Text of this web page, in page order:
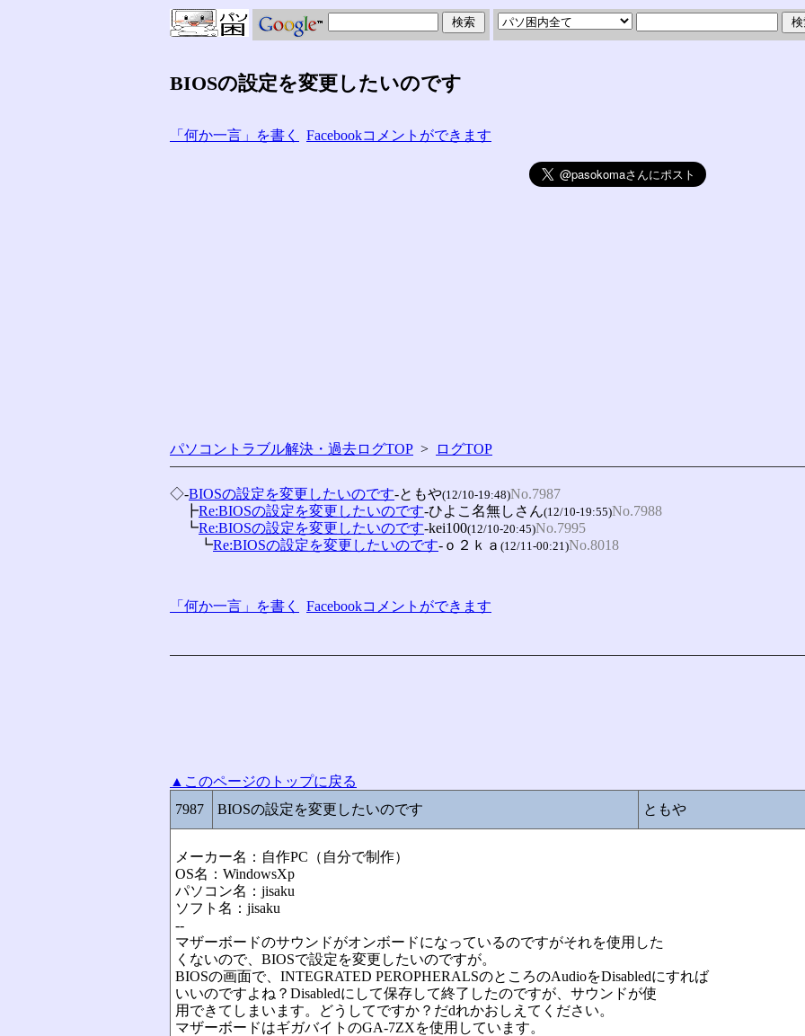
BIOSの設定を変更したいのです
「何か一言」を書く Facebookコメントができます
パソコントラブル解決・過去ログTOP > ログTOP
◇-BIOSの設定を変更したいのです-ともや(12/10-19:48)No.7987
┣Re:BIOSの設定を変更したいのです-ひよこ名無しさん(12/10-19:55)No.7988
┗Re:BIOSの設定を変更したいのです-kei100(12/10-20:45)No.7995
┗Re:BIOSの設定を変更したいのです-ｏ２ｋａ (12/11-00:21)No.8018
「何か一言」を書く Facebookコメントができます
▲このページのトップに戻る
7987
BIOSの設定を変更したいのです ともや
メーカー名：自作PC（自分で制作）
OS名：WindowsXp
パソコン名：jisaku
ソフト名：jisaku
--
マザーボードのサウンドがオンボードになっているのですがそれを使用した
くないので、BIOSで設定を変更したいのですが。
BIOSの画面で、INTEGRATED PEROPHERALSのところのAudioをDisabledにすれば
いいのですよね？Disabledにして保存して終了したのですが、サウンドが使
用できてしまいます。どうしてですか？だdれかおしえてください。
マザーボードはギガバイトのGA-7ZXを使用しています。